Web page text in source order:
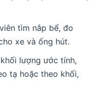
tìm nắp bể, đo
xe và ống hút.
lượng ước tính,
tạ hoặc theo khối,